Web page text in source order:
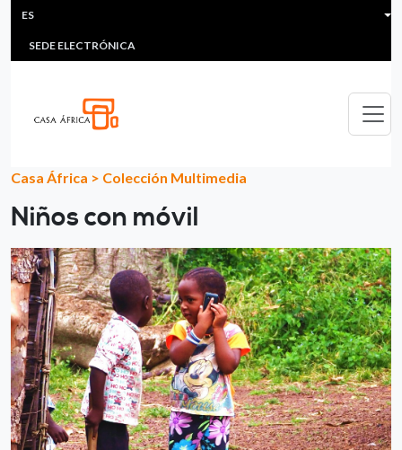
Pasar al contenido principal
HEADER MENU
MULTIMEDIA
SEDE ELECTRÓNICA
ES
Casa África > Colección Multimedia
Niños con móvil